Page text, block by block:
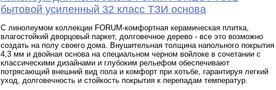
бытовой усиленный 32 класс ТЗИ основа
С линолеумом коллекции FORUM-комфортная керамическая плитка,
влагостойкий дворцовый паркет, долговечное дерево - все это возможно
создать на полу своего дома. Внушительная толщина напольного покрытия
4,3 мм и двойная основа на специальном черном войлоке в сочетании с
классическими дизайнами и глубоким рельефом обеспечивают
потрясающий внешний вид пола и комфорт при хотьбе, гарантируя легкий
уход, долговечность и стойкость покрытия к перепадам температур.